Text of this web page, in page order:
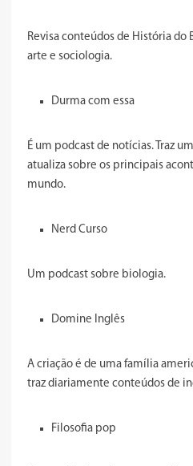
Revisa conteúdos de História do
arte e sociologia.
Durma com essa
É um podcast de notícias. Traz
atualiza sobre os principais
mundo.
Nerd Curso
Um podcast sobre biologia.
Domine Inglês
A criação é de uma família
traz diariamente conteúdos de
Filosofia pop